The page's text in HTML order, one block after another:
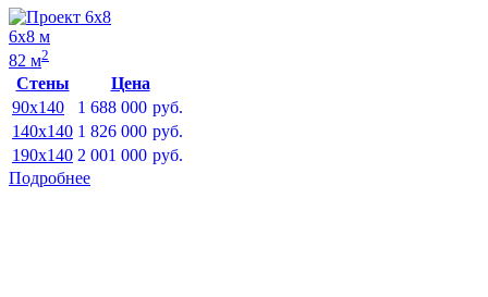
6х8 м
82 м2
Стены
Цена
90x140
1 688 000 руб.
140x140 1 826 000 руб.
190x140 2 001 000 руб.
Подробнее